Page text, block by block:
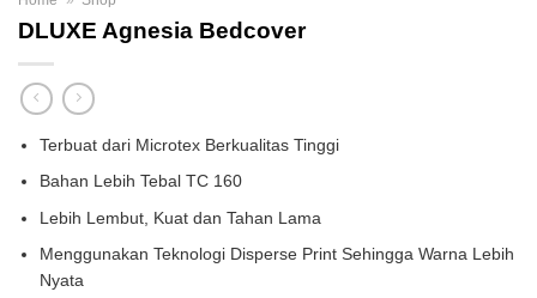
DLUXE Agnesia Bedcover
Terbuat dari Microtex Berkualitas Tinggi
Bahan Lebih Tebal TC 160
Lebih Lembut, Kuat dan Tahan Lama
Menggunakan Teknologi Disperse Print Sehingga Warna Lebih
Nyata